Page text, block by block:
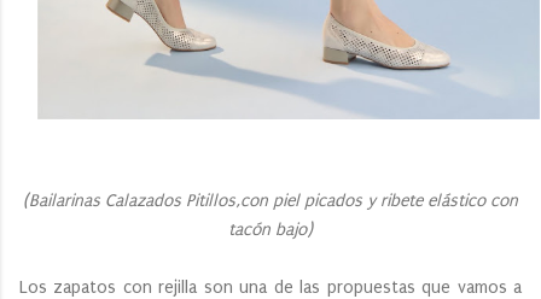
(Bailarinas Calazados Pitillos,con piel picados y ribete elástico con
tacón bajo)
Los zapatos con rejilla son una de las propuestas que vamos a